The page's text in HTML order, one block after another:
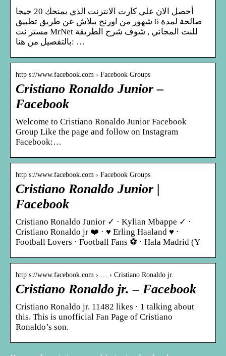
أحصل الان علي كارت الانترنت الذي يمنحك 20 جيجا
صالحة لمدة 6 شهور من اورنج ببلاش عن طريق تطبيق
مستر نت MrNet للنت المجاني , شوف شرح الطريقة
بالتفصيل من هنا: …
http s://www.facebook.com › Facebook Groups
Cristiano Ronaldo Junior –
Facebook
Welcome to Cristiano Ronaldo Junior Facebook
Group Like the page and follow on Instagram
Facebook:…
http s://www.facebook.com › Facebook Groups
Cristiano Ronaldo Junior |
Facebook
Cristiano Ronaldo Junior ✓ · Kylian Mbappe ✓ ·
Cristiano Ronaldo jr ❤️ · ♥️ Erling Haaland ♥️ ·
Football Lovers · Football Fans ⚽ · Hala Madrid (Y
http s://www.facebook.com › … › Cristiano Ronaldo jr.
Cristiano Ronaldo jr. – Facebook
Cristiano Ronaldo jr. 11482 likes · 1 talking about
this. This is unofficial Fan Page of Cristiano
Ronaldo’s son.